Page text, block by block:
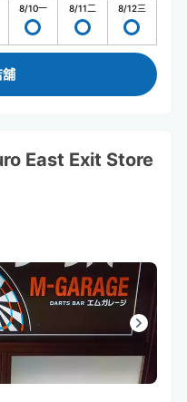
8/10一 8/11二 8/12三
舖
East Exit Store